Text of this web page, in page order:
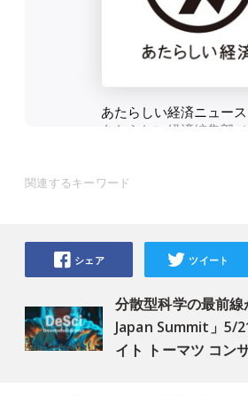
関連するキーワード
分散型科学の最前
Japan Summit」5/
イト トーマツ コン
シェア ツイート